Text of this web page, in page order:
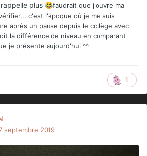
plus 😂faudrait que j'ouvre ma
c'est l'époque où je me suis
après un pause depuis le collège avec
la différence de niveau en comparant
je présente aujourd'hui ^^
1
septembre 2019